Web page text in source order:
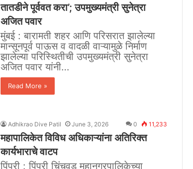
तातडीने पूर्ववत करा’; उपमुख्यमंत्री सुनेत्रा
अजित पवार
मुंबई : बारामती शहर आणि परिसरात झालेल्या
मान्सूनपूर्व पाऊस व वादळी वाऱ्यामुळे निर्माण
झालेल्या परिस्थितीची उपमुख्यमंत्री सुनेत्रा
अजित पवार यांनी…
Read More »
Adhikrao Dive Patil June 3, 2026 0 11,233
महापालिकेत विविध अधिकाऱ्यांना अतिरिक्त
कार्यभाराचे वाटप
पिंपरी : पिंपरी चिंचवड महानगरपालिकेच्या